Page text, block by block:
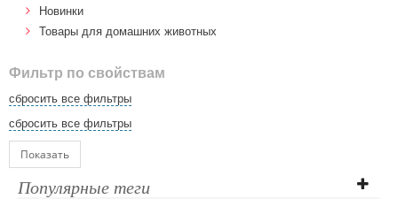
Новинки
Товары для домашних животных
Фильтр по свойствам
сбросить все фильтры
сбросить все фильтры
Показать
Популярные теги